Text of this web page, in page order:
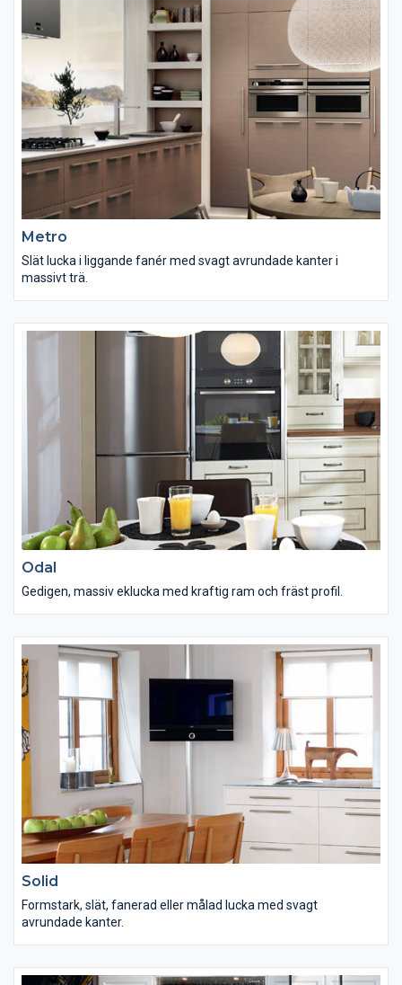
Metro
Slät lucka i liggande fanér med svagt avrundade kanter i
massivt trä.
Odal
Gedigen, massiv eklucka med kraftig ram och fräst profil.
Solid
Formstark, slät, fanerad eller målad lucka med svagt
avrundade kanter.